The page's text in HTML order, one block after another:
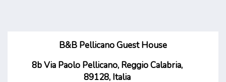
B&B Pellicano Guest House
8b Via Paolo Pellicano, Reggio Calabria,
89128, Italia